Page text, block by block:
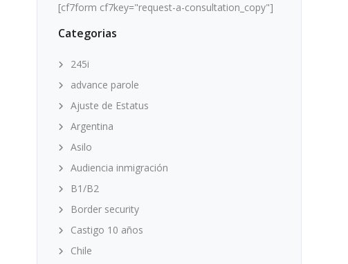
[cf7form cf7key="request-a-consultation_copy"]
Categorias
245i
advance parole
Ajuste de Estatus
Argentina
Asilo
Audiencia inmigración
B1/B2
Border security
Castigo 10 años
Chile